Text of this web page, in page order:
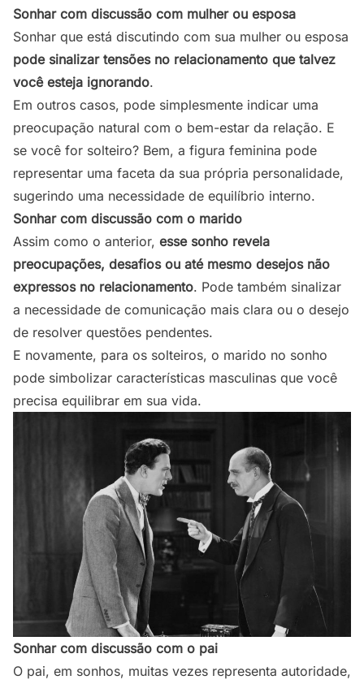
Sonhar com discussão com mulher ou esposa
Sonhar que está discutindo com sua mulher ou esposa
pode sinalizar tensões no relacionamento que talvez
você esteja ignorando.
Em outros casos, pode simplesmente indicar uma
preocupação natural com o bem-estar da relação. E
se você for solteiro? Bem, a figura feminina pode
representar uma faceta da sua própria personalidade,
sugerindo uma necessidade de equilíbrio interno.
Sonhar com discussão com o marido
Assim como o anterior, esse sonho revela
preocupações, desafios ou até mesmo desejos não
expressos no relacionamento. Pode também sinalizar
a necessidade de comunicação mais clara ou o desejo
de resolver questões pendentes.
E novamente, para os solteiros, o marido no sonho
pode simbolizar características masculinas que você
precisa equilibrar em sua vida.
Sonhar com discussão com o pai
O pai, em sonhos, muitas vezes representa autoridade,